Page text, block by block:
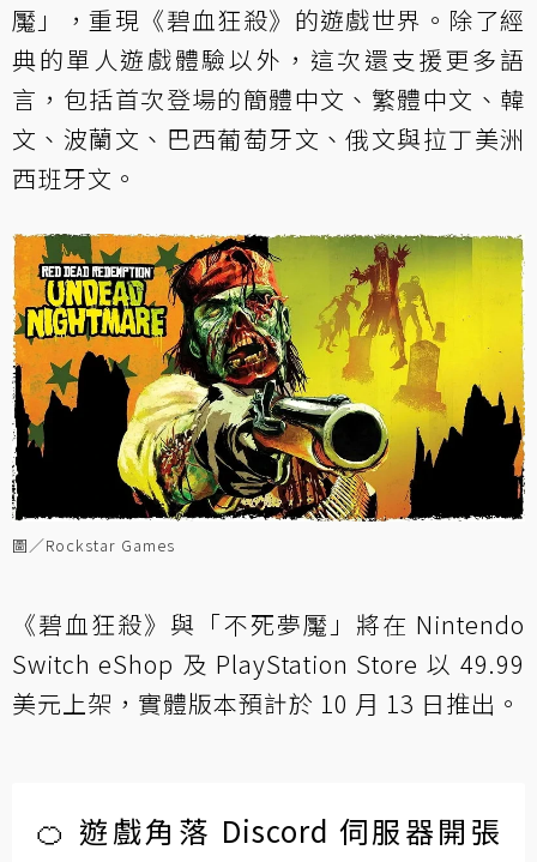
魘」，重現《碧血狂殺》的遊戲世界。除了經
典的單人遊戲體驗以外，這次還支援更多語
言，包括首次登場的簡體中文、繁體中文、韓
文、波蘭文、巴西葡萄牙文、俄文與拉丁美洲
西班牙文。
圖／Rockstar Games
《碧血狂殺》與「不死夢魘」將在 Nintendo
Switch eShop 及 PlayStation Store 以 49.99
美元上架，實體版本預計於 10 月 13 日推出。
🍊 遊戲角落 Discord 伺服器開張